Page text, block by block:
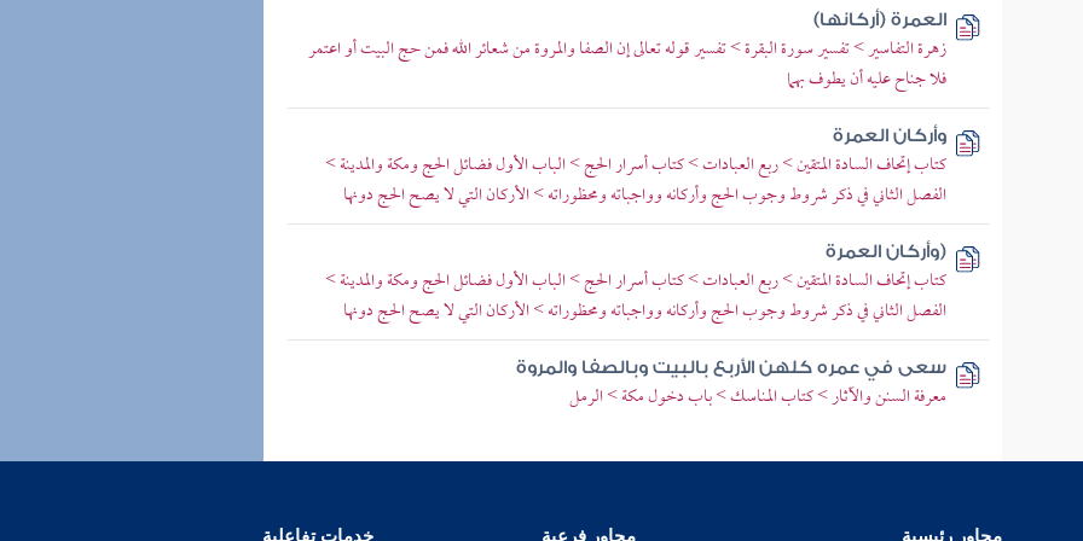
العمرة (أركانها)
زهرة التفاسير > تفسير سورة البقرة > تفسير قوله تعالى إن الصفا والمروة من شعائر الله فمن حج البيت أو اعتمر
فلا جناح عليه أن يطوف بهما
وأركان العمرة
كتاب إتحاف السادة المتقين > ربع العبادات > كتاب أسرار الحج > الباب الأول فضائل الحج ومكة والمدينة >
الفصل الثاني في ذكر شروط وجوب الحج وأركانه وواجباته ومحظوراته > الأركان التي لا يصح الحج دونها
(وأركان العمرة
كتاب إتحاف السادة المتقين > ربع العبادات > كتاب أسرار الحج > الباب الأول فضائل الحج ومكة والمدينة >
الفصل الثاني في ذكر شروط وجوب الحج وأركانه وواجباته ومحظوراته > الأركان التي لا يصح الحج دونها
سعى في عمره كلهن الأربع بالبيت وبالصفا والمروة
معرفة السنن والآثار > كتاب المناسك > باب دخول مكة > الرمل
محاور رئيسية محاور فرعية خدمات تفاعلية